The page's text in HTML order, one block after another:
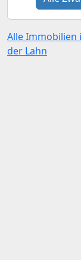
Alle Immobilien
der Lahn